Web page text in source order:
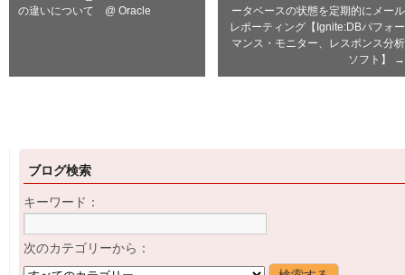
の違いについて @ Oracle
ータベースの状態を定期的にメール
レポーティング【Ignite:DBパフォー
マンス・モニター、レスポンス分析
ソフト】
→
ブログ検索
キーワード：
次のカテゴリーから：